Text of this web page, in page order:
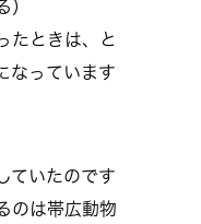
）
たときは、と
なっています
ていたのです
のは帯広動物